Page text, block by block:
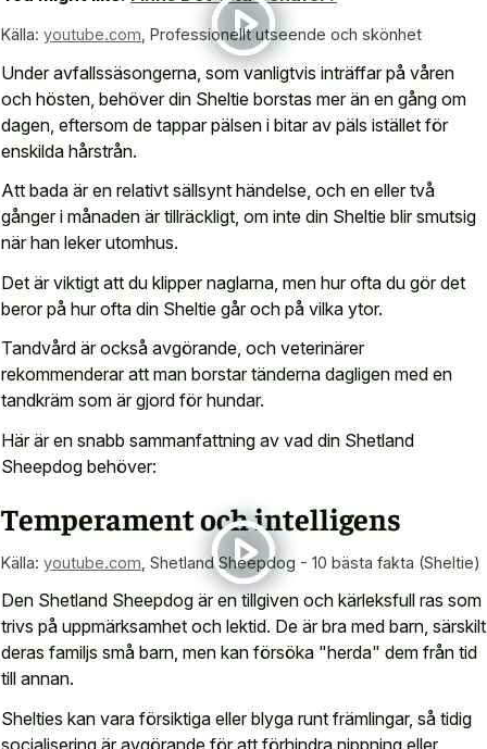
Källa: youtube.com Professionellt utseende och skönhet
Under avfallssäsongerna, som vanligtvis inträffar på våren
och hösten, behöver din Sheltie borstas mer än en gång om
dagen, eftersom de tappar pälsen i bitar av päls istället för
enskilda hårstrån.
Att bada är en relativt sällsynt händelse, och en eller två
gånger i månaden är tillräckligt, om inte din Sheltie blir smutsig
när han leker utomhus.
Det är viktigt att du klipper naglarna, men hur ofta du gör det
beror på hur ofta din Sheltie går och på vilka ytor.
Tandvård är också avgörande, och veterinärer
rekommenderar att man borstar tänderna dagligen med en
tandkräm som är gjord för hundar.
Här är en snabb sammanfattning av vad din Shetland
Sheepdog behöver:
Temperament och intelligens
Källa: youtube.com Shetland Sheepdog - 10 bästa fakta (Sheltie)
Den Shetland Sheepdog är en tillgiven och kärleksfull ras som
trivs på uppmärksamhet och lektid. De är bra med barn, särskilt
deras familjs små barn, men kan försöka "herda" dem från tid
till annan.
Shelties kan vara försiktiga eller blyga runt främlingar, så tidig
socialisering är avgörande för att förhindra nippning eller